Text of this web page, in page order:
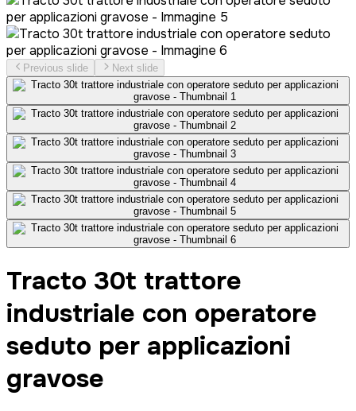
Previous slide Next slide
Tracto 30t trattore
industriale con operatore
seduto per applicazioni
gravose